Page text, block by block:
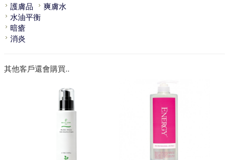
護膚品
爽膚水
水油平衡
暗瘡
消炎
其他客戶還會購買..